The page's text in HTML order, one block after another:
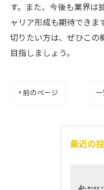
す。また、今後も業界は
ャリア形成も期待できま
切りたい方は、ぜひこの
目指しましょう。
< 前のページ
最近の